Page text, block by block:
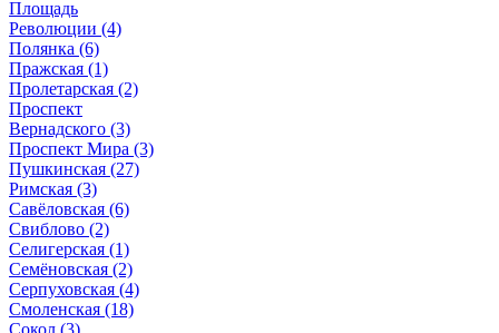
Площадь
Революции (4)
Полянка (6)
Пражская (1)
Пролетарская (2)
Проспект
Вернадского (3)
Проспект Мира (3)
Пушкинская (27)
Римская (3)
Савёловская (6)
Свиблово (2)
Селигерская (1)
Семёновская (2)
Серпуховская (4)
Смоленская (18)
Сокол (3)